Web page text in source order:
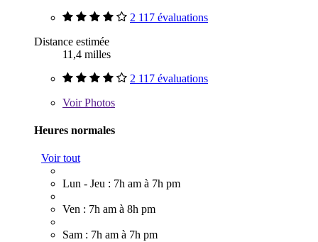
2 117 évaluations
Distance estimée
11,4 milles
2 117 évaluations
VoirPhotos
Heures normales
Voir tout
Lun - Jeu : 7h am à 7h pm
Ven : 7h am à 8h pm
Sam : 7h am à 7h pm